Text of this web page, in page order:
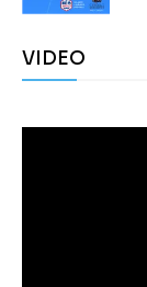
VIDEO